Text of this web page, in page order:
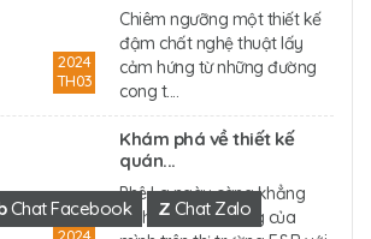
2024
TH03
Chiêm ngưỡng một thiết kế
đậm chất nghệ thuật lấy
cảm hứng từ những đường
cong t....
Khám phá về thiết kế
quán...
Phê La ngày càng khẳng
định sức ảnh hưởng của
Chat Facebook Z Chat Zalo